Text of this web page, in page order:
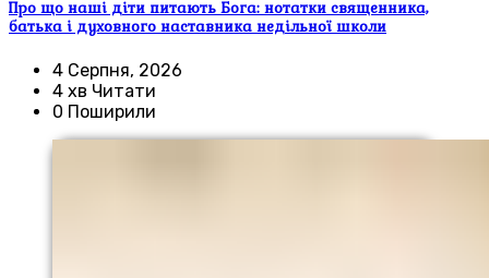
Про що наші діти питають Бога: нотатки священника,
батька і духовного наставника недільної школи
4 Серпня, 2026
4 хв Читати
0 Поширили